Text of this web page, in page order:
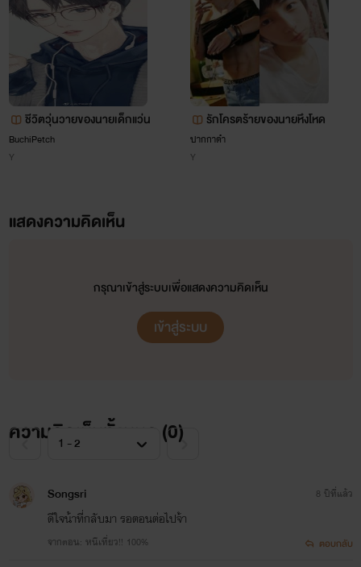
ชีวิตวุ่นวายของนายเด็กแว่น
BuchiPetch
Y
รักโครตร้ายของนายหึงโหด
ปากกาดำ
Y
แสดงความคิดเห็น
กรุณาเข้าสู่ระบบเพื่อแสดงความคิดเห็น
เข้าสู่ระบบ
ความคิดเห็นทั้งหมด (0)
Songsri
ดีใจน้าที่กลับมา รอตอนต่อไปจ้า
จากตอน: หนีเที่ยว!! 100%
8 ปีที่แล้ว
ตอบกลับ